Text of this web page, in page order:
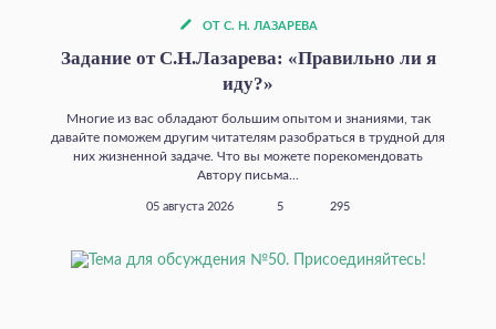
ОТ С. Н. ЛАЗАРЕВА
Задание от С.Н.Лазарева: «Правильно ли я
иду?»
Многие из вас обладают большим опытом и знаниями, так
давайте поможем другим читателям разобраться в трудной для
них жизненной задаче. Что вы можете порекомендовать
Автору письма...
05 августа 2026 5 295